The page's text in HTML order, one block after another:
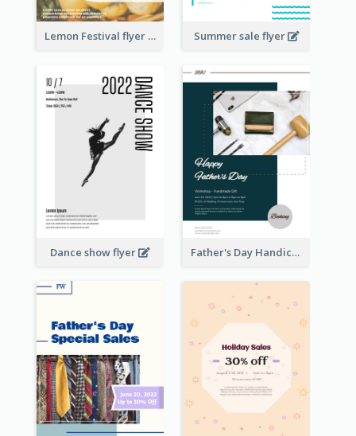
Lemon Festival flyer Summer sale flyer
Dance show flyer Father's Day Handicrafts Workshop Flyer